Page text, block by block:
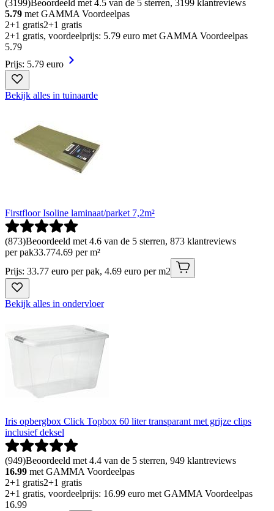
(3199)Beoordeeld met 4.5 van de 5 sterren, 3199 klantreviews
5.79 met GAMMA Voordeelpas
2+1 gratis2+1 gratis
2+1 gratis, voordeelprijs: 5.79 euro met GAMMA Voordeelpas
5.79
Prijs: 5.79 euro
Bekijk alles in tuinaarde
Firstfloor Isoline laminaat/parket 7,2m²
(873)Beoordeeld met 4.6 van de 5 sterren, 873 klantreviews
per pak33.774.69 per m²
Prijs: 33.77 euro per pak, 4.69 euro per m2
Bekijk alles in ondervloer
Iris opbergbox Click Topbox 60 liter transparant met grijze clips
inclusief deksel
(949)Beoordeeld met 4.4 van de 5 sterren, 949 klantreviews
16.99 met GAMMA Voordeelpas
2+1 gratis2+1 gratis
2+1 gratis, voordeelprijs: 16.99 euro met GAMMA Voordeelpas
16.99